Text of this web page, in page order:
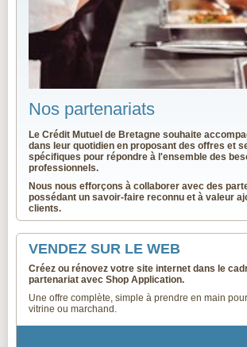
Nos partenariats
Le Crédit Mutuel de Bretagne souhaite
dans leur quotidien en proposant des offres et
spécifiques pour répondre à l'ensemble des
professionnels.
Nous nous efforçons à collaborer avec des
possédant un savoir-faire reconnu et à valeur
clients.
VENDEZ SUR LE WEB
Créez ou rénovez votre site internet dans le
partenariat avec Shop Application.
Une offre complète, simple à prendre en main
vitrine ou marchand.